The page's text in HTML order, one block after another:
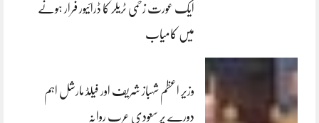
ایک عورت زخمی ٹریلر کا ڈرائیور فرار ہونے
میں کامیاب
وزیر اعظم شہباز شریف اور فیلڈ مارشل اہم
دورے پر سعودی عرب روانہ